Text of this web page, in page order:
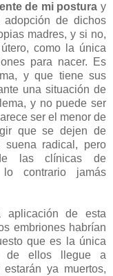
de mi postura y
de dichos
madres, y si no,
como la única
para nacer. Es
y que tiene sus
una situación de
y no puede ser
ser el menor de
que se dejen de
radical, pero
las clínicas de
contrario jamás
aplicación de esta
embriones habrían
que es la única
de ellos llegue a
ya muertos,